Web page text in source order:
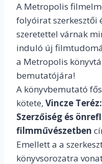
A Metropolis
folyóirat szerkesztői
szeretettel várnak
induló új
a Metropolis
bemutatójára!
A könyvbemutató
kötete, Vincze
Szerzőiség és
filmművészetben
Emellett a a
könyvsorozatra